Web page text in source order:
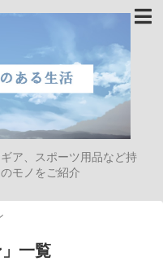
ア、スポーツ用品など持
モノをご紹介
」 一覧